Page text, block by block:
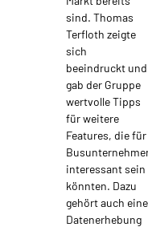
sind. Thomas
Terfloth zeigte
sich
beeindruckt und
gab der Gruppe
wertvolle Tipps
für weitere
Features, die für
interessant sein
könnten. Dazu
gehört auch eine
Datenerhebung